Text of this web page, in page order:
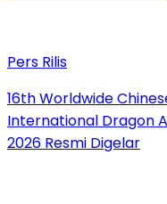
Pers Rilis
16th Worldwide
International Dragon
2026 Resmi Digelar